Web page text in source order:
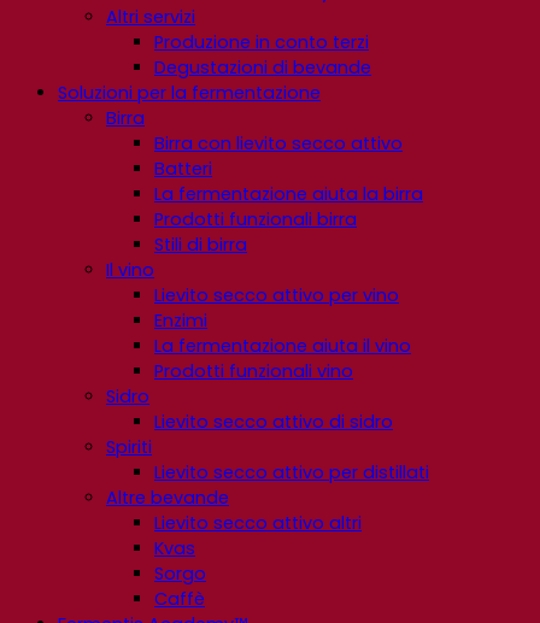
Altri servizi
Produzione in conto terzi
Degustazioni di bevande
Soluzioni per la fermentazione
Birra
Birra con lievito secco attivo
Batteri
La fermentazione aiuta la birra
Prodotti funzionali birra
Stili di birra
Il vino
Lievito secco attivo per vino
Enzimi
La fermentazione aiuta il vino
Prodotti funzionali vino
Sidro
Lievito secco attivo di sidro
Spiriti
Lievito secco attivo per distillati
Altre bevande
Lievito secco attivo altri
Kvas
Sorgo
Caffè